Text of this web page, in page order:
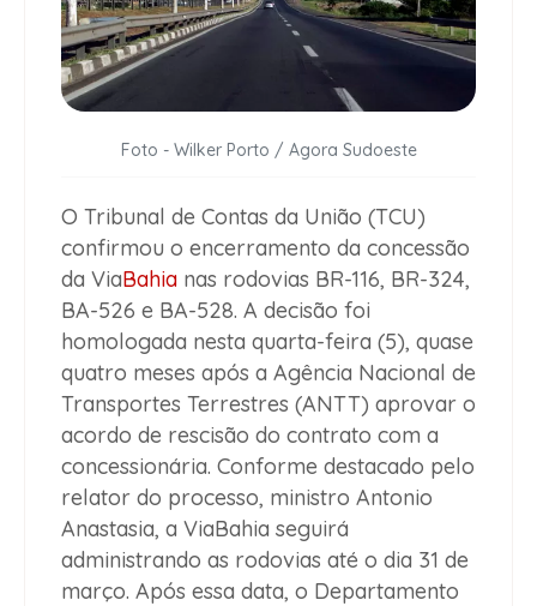
Foto - Wilker Porto / Agora Sudoeste
O Tribunal de Contas da União (TCU)
confirmou o encerramento da concessão
da ViaBahia nas rodovias BR-116, BR-324,
BA-526 e BA-528. A decisão foi
homologada nesta quarta-feira (5), quase
quatro meses após a Agência Nacional de
Transportes Terrestres (ANTT) aprovar o
acordo de rescisão do contrato com a
concessionária. Conforme destacado pelo
relator do processo, ministro Antonio
Anastasia, a ViaBahia seguirá
administrando as rodovias até o dia 31 de
março. Após essa data, o Departamento